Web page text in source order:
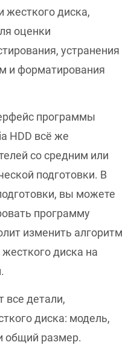
жесткого диска,
оценки
устранения
и форматирования
программы
HDD всё же
со средним или
подготовки. В
вы можете
программу
изменить алгоритм
диска на
все детали,
диска: модель,
общий размер.